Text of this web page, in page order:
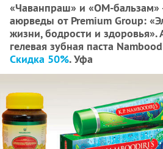
«Чаванпраш» и «ОМ-бальзам»
аюрведы от Premium Group:
жизни, бодрости и здоровья».
гелевая зубная паста
Скидка 50%. Уфа